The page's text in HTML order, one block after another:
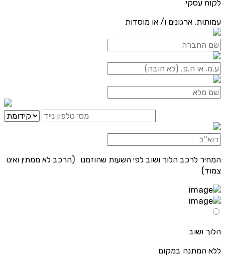
לקוח עסקי
עמותות, ארגונים ו/ או מוסדות
המחיר לרכב הלוך ושוב לפי השעות שהוזמנו (הרכב לא ממתין ואינו
צמוד)
הלוך ושוב
ללא המתנה במקום